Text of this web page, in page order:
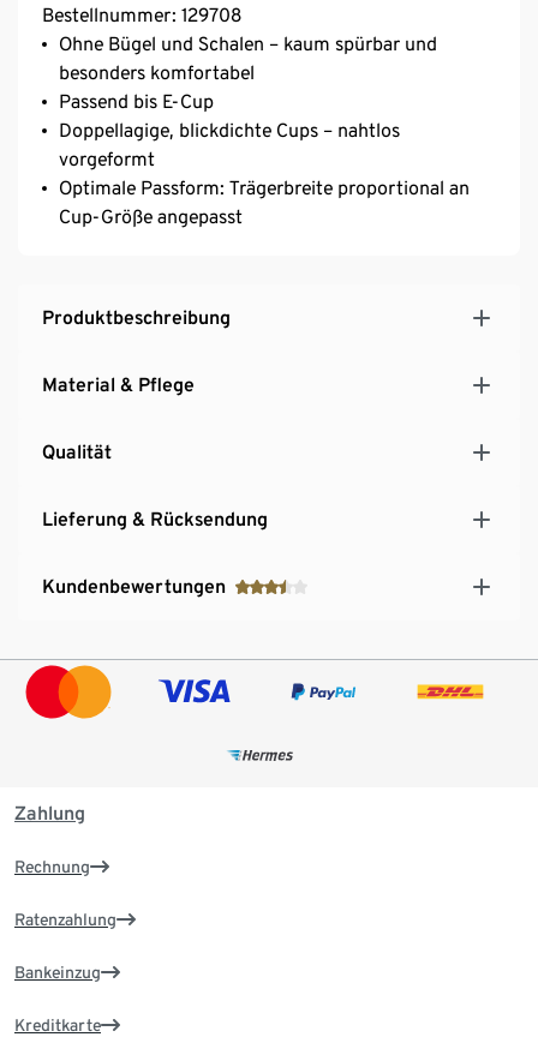
Bestellnummer: 129708
Ohne Bügel und Schalen – kaum spürbar und
besonders komfortabel
Passend bis E-Cup
Doppellagige, blickdichte Cups – nahtlos
vorgeformt
Optimale Passform: Trägerbreite proportional an
Cup-Größe angepasst
Produktbeschreibung
Material & Pflege
Qualität
Lieferung & Rücksendung
Kundenbewertungen
Zahlung
Rechnung
Ratenzahlung
Bankeinzug
Kreditkarte